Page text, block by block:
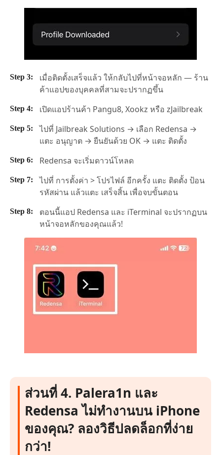
เมื่อติดตั้งเสร็จแล้ว ให้กลับไปที่หน้าจอหลัก — ร้าน
ค้าแอปของบุคคลที่สามจะปรากฏขึ้น
เปิดแอปร้านค้า Pangu8, Xookz หรือ zJailbreak
ไปที่ Jailbreak Solutions → เลือก Redensa →
แตะ อนุญาต → ยืนยันด้วย OK → แตะ ติดตั้ง
Redensa จะเริ่มดาวน์โหลด
ไปที่ การตั้งค่า > โปรไฟล์ อีกครั้ง แตะ ติดตั้ง ป้อน
รหัสผ่าน แล้วแตะ เสร็จสิ้น เพื่อจบขั้นตอน
ตอนนี้แอป Redensa และ iTerminal จะปรากฏบน
หน้าจอหลักของคุณแล้ว!
ส่วนที่ 4. Palera1n และ
Redensa ไม่ทำงานบน iPhone
ของคุณ? ลองวิธีปลดล็อกที่ง่าย
กว่า!